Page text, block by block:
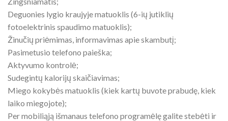
Deguonies lygio kraujyje matuoklis (6-ių jutiklių
fotoelektrinis spaudimo matuoklis);
Žinučių priėmimas, informavimas apie skambutį;
Pasimetusio telefono paieška;
Aktyvumo kontrolė;
Sudegintų kalorijų skaičiavimas;
Miego kokybės matuoklis (kiek kartų buvote prabudę, kiek
laiko miegojote);
Per mobiliąją išmanaus telefono programėlę galite stebėti ir